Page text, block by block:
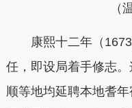
（
康熙十二年（
任，即设局着手修志
顺等地均延聘本地耆